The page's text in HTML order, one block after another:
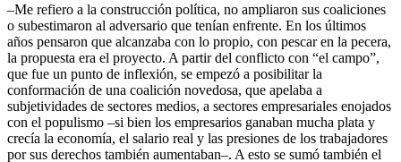
–Me refiero a la construcción política, no ampliaron sus coaliciones
o subestimaron al adversario que tenían enfrente. En los últimos
años pensaron que alcanzaba con lo propio, con pescar en la pecera,
la propuesta era el proyecto. A partir del conflicto con “el campo”,
que fue un punto de inflexión, se empezó a posibilitar la
conformación de una coalición novedosa, que apelaba a
subjetividades de sectores medios, a sectores empresariales enojados
con el populismo –si bien los empresarios ganaban mucha plata y
crecía la economía, el salario real y las presiones de los trabajadores
por sus derechos también aumentaban–. A esto se sumó también el